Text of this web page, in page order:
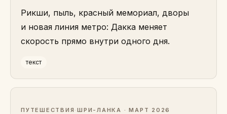
Рикши, пыль, красный мемориал, дворы
и новая линия метро: Дакка меняет
скорость прямо внутри одного дня.
текст
ПУТЕШЕСТВИЯ ·ШРИ-ЛАНКА · МАРТ 2026